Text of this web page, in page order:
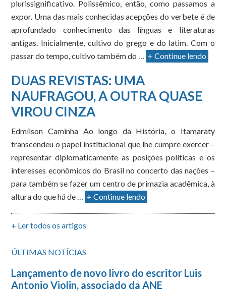
plurissignificativo. Polissêmico, então, como passamos a
expor. Uma das mais conhecidas acepções do verbete é de
aprofundado conhecimento das línguas e literaturas
antigas. Inicialmente, cultivo do grego e do latim. Com o
passar do tempo, cultivo também do … + Continue lendo
DUAS REVISTAS: UMA
NAUFRAGOU, A OUTRA QUASE
VIROU CINZA
Edmílson Caminha Ao longo da História, o Itamaraty
transcendeu o papel institucional que lhe cumpre exercer –
representar diplomaticamente as posições políticas e os
interesses econômicos do Brasil no concerto das nações –
para também se fazer um centro de primazia acadêmica, à
altura do que há de … + Continue lendo
+ Ler todos os artigos
ÚLTIMAS NOTÍCIAS
Lançamento de novo livro do escritor Luis
Antonio Violin, associado da ANE